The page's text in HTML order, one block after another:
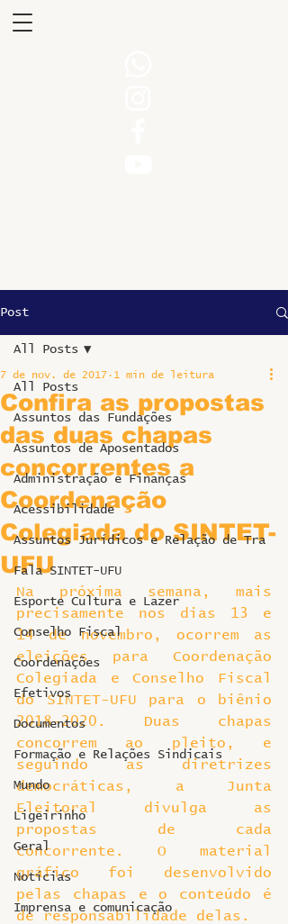
Post
All Posts
Assuntos das Fundações
Assuntos de Aposentados
Administração e Finanças
Acessibilidade
Assuntos Jurídicos e Relação de Tra
Fala SINTET-UFU
Esporte Cultura e Lazer
Conselho Fiscal
Coordenações
Efetivos
Documentos
Formação e Relações Sindicais
Mundo
Ligeirinho
Geral
Notícias
Imprensa e comunicação
All Posts
Confira as propostas
das duas chapas
concorrentes a
Coordenação
Colegiada do SINTET-
UFU
7 de nov. de 2017 1 min de leitura
Na próxima semana, mais
precisamente nos dias 13 e
14 de novembro, ocorrem as
eleições para Coordenação
Colegiada e Conselho Fiscal
do SINTET-UFU para o biênio
2018-2020. Duas chapas
concorrem ao pleito, e
seguindo as diretrizes
democráticas, a Junta
Eleitoral divulga as
propostas de cada
concorrente. O material
gráfico foi desenvolvido
pelas chapas e o conteúdo é
de responsabilidade delas.